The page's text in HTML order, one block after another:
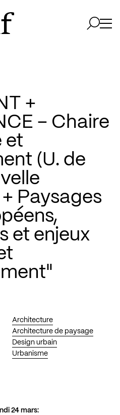
+
– Chaire
et
(U. de
Paysages
et enjeux
Architecture
Architecture de paysage
Design urbain
Urbanisme
24 mars: